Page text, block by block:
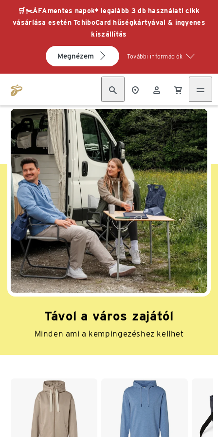
🛒✂️ÁFAmentes napok* legalább 3 db használati cikk
vásárlása esetén TchiboCard hűségkártyával & ingyenes
kiszállítás
Megnézem További információk
Távol a város zajától
Minden ami a kempingezéshez kellhet